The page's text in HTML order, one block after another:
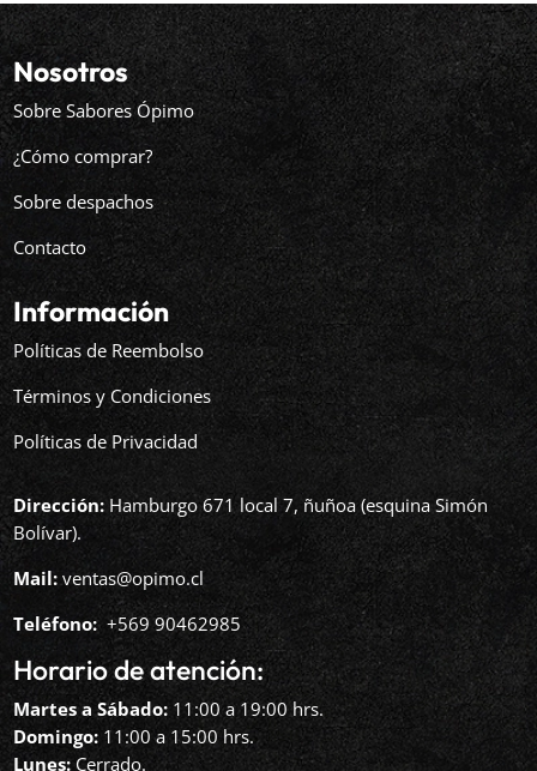
Nosotros
Sobre Sabores Ópimo
¿Cómo comprar?
Sobre despachos
Contacto
Información
Políticas de Reembolso
Términos y Condiciones
Políticas de Privacidad
Dirección: Hamburgo 671 local 7, ñuñoa (esquina Simón
Bolívar).
Mail: ventas@opimo.cl
Teléfono: ‪+569 90462985‬
Horario de atención:
Martes a Sábado: 11:00 a 19:00 hrs.
Domingo: 11:00 a 15:00 hrs.
Lunes: Cerrado.